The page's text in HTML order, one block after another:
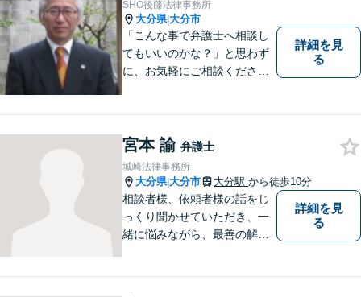
尽くします。
SHO後藤法律事務所
大分県|大分市
「こんな事で弁護士へ相談し
てもいいのかな？」と思わず
に、お気軽にご相談くださ
詳細を見
る
宮本 諭 弁護士
城崎法律事務所
大分県|大分市 大分駅 から徒歩10分
相談者様、依頼者様の話をじ
っくり聞かせていただき、一
緒に悩みながら、最善の解決
詳細を見
る